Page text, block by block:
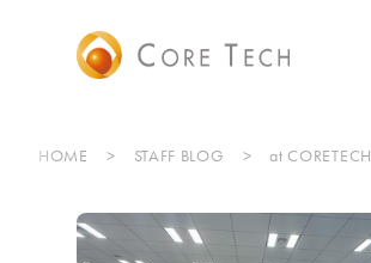
HOME STAFF BLOG at CORETECH